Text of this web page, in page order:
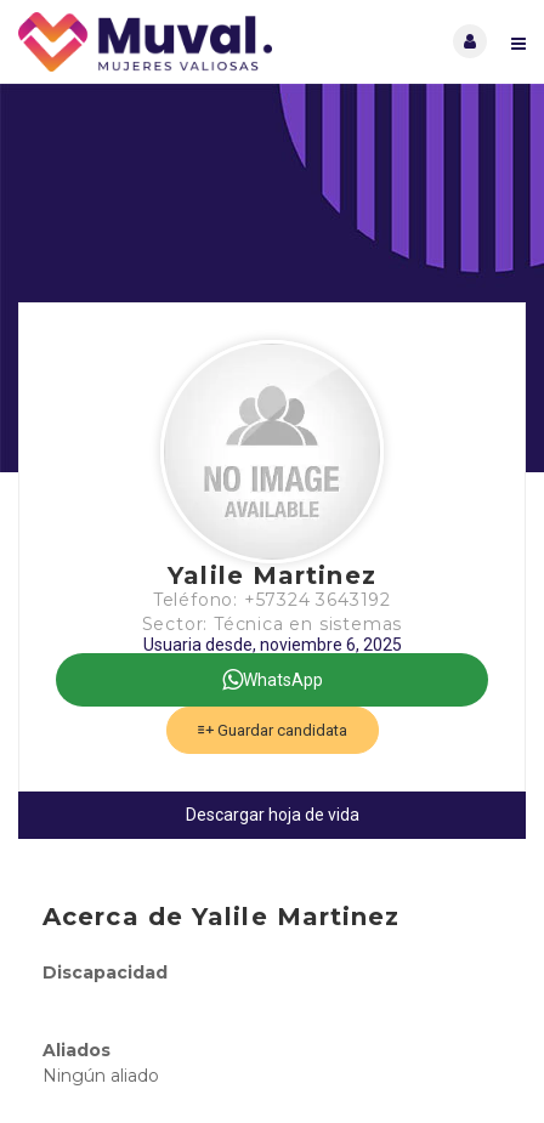
Yalile Martinez
Teléfono: +57324 3643192
Sector: Técnica en sistemas
Usuaria desde, noviembre 6, 2025
WhatsApp
Guardar candidata
Descargar hoja de vida
Acerca de Yalile Martinez
Discapacidad
Aliados
Ningún aliado